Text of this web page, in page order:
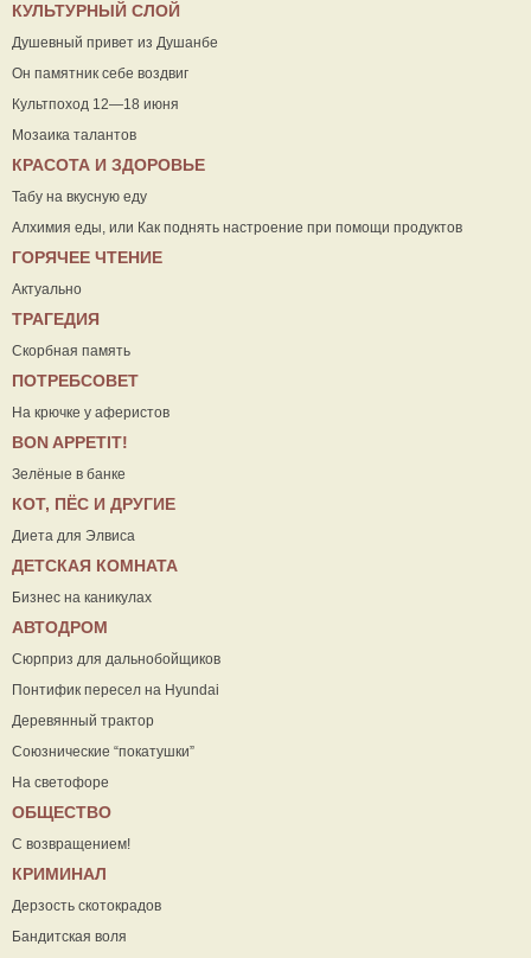
КУЛЬТУРНЫЙ СЛОЙ
Душевный привет из Душанбе
Он памятник себе воздвиг
Культпоход 12—18 июня
Мозаика талантов
КРАСОТА И ЗДОРОВЬЕ
Табу на вкусную еду
Алхимия еды, или Как поднять настроение при помощи продуктов
ГОРЯЧЕЕ ЧТЕНИЕ
Актуально
ТРАГЕДИЯ
Скорбная память
ПОТРЕБСОВЕТ
На крючке у аферистов
ВON APPETIT!
Зелёные в банке
КОТ, ПЁС И ДРУГИЕ
Диета для Элвиса
ДЕТСКАЯ КОМНАТА
Бизнес на каникулах
АВТОДРОМ
Сюрприз для дальнобойщиков
Понтифик пересел на Hyundai
Деревянный трактор
Союзнические “покатушки”
На светофоре
ОБЩЕСТВО
С возвращением!
КРИМИНАЛ
Дерзость скотокрадов
Бандитская воля